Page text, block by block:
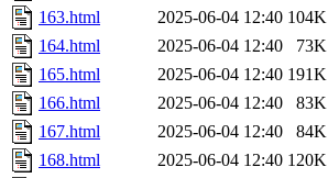
163.html
2025-06-04 12:40 104K
164.html
2025-06-04 12:40
73K
165.html
2025-06-04 12:40 191K
166.html
2025-06-04 12:40
83K
167.html
2025-06-04 12:40
84K
168.html
2025-06-04 12:40 120K